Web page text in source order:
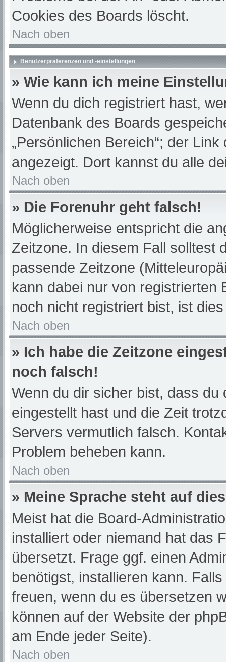
Cookies des Boards löscht.
Nach oben
Benutzerpräferenzen und -einstellungen
» Wie kann ich meine
Wenn du dich registriert hast,
Datenbank des Boards
„Persönlichen Bereich“; der
angezeigt. Dort kannst du alle
Nach oben
» Die Forenuhr geht falsch!
Möglicherweise entspricht die
Zeitzone. In diesem Fall solltest
passende Zeitzone
kann dabei nur von registrierten
noch nicht registriert bist, ist
Nach oben
» Ich habe die Zeitzone
noch falsch!
Wenn du dir sicher bist, dass
eingestellt hast und die Zeit
Servers vermutlich falsch.
Problem beheben kann.
Nach oben
» Meine Sprache steht auf
Meist hat die Board-
installiert oder niemand hat das
übersetzt. Frage ggf. einen
benötigst, installieren kann.
freuen, wenn du es übersetzen
können auf der Website der
am Ende jeder Seite).
Nach oben